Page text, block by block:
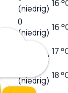
(niedrig) 16
0
(niedrig) 16
(niedrig) 17
(niedrig) 18